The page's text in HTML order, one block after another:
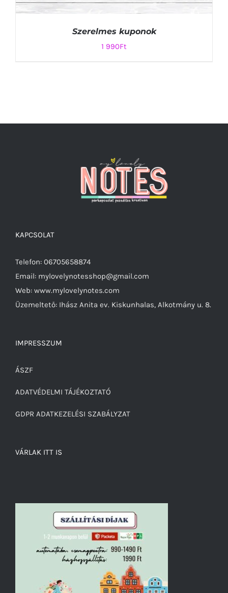
Szerelmes kuponok
1 990Ft
KAPCSOLAT
Telefon: 06705658874
Email: mylovelynotesshop@gmail.com
Web: www.mylovelynotes.com
Üzemeltető: Ihász Anita ev. Kiskunhalas, Alkotmány u. 8.
IMPRESSZUM
ÁSZF
ADATVÉDELMI TÁJÉKOZTATÓ
GDPR ADATKEZELÉSI SZABÁLYZAT
VÁRLAK ITT IS